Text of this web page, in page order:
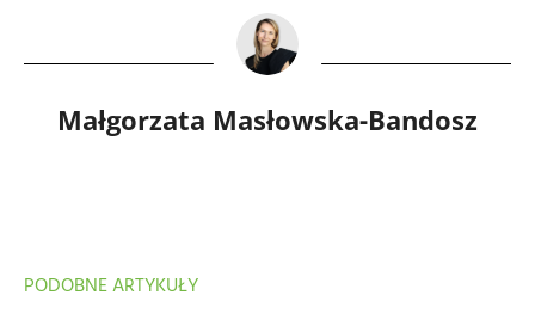
Małgorzata Masłowska-Bandosz
PODOBNE ARTYKUŁY